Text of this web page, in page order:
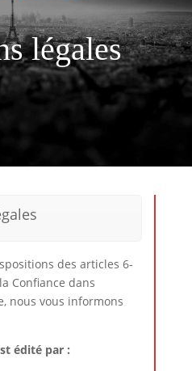
légales
des articles 6-
Confiance dans
nous vous informons
édité par :